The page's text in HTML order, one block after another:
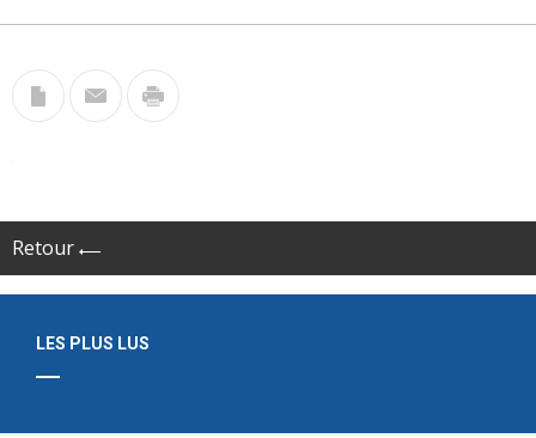
Retour
LES PLUS LUS